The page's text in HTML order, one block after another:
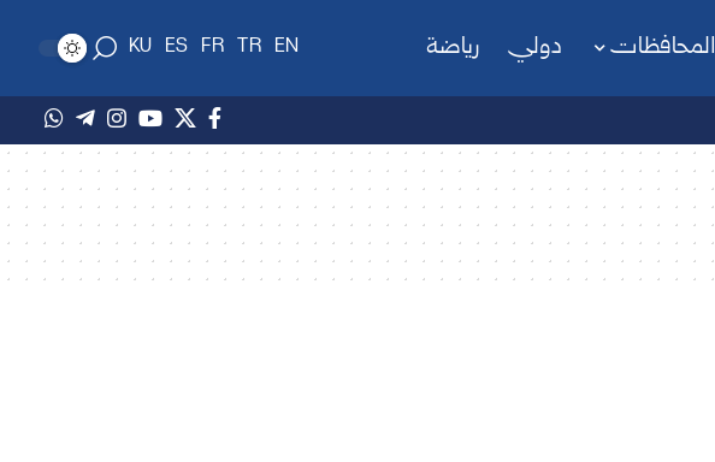
المحافظات دولي رياضة EN
TR
FR
ES
KU